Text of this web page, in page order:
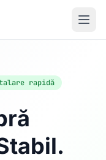
rapidă